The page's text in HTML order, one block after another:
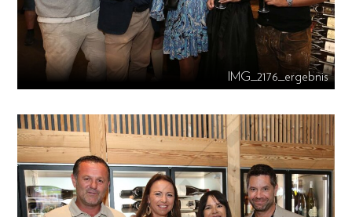
IMG_2176_ergebnis